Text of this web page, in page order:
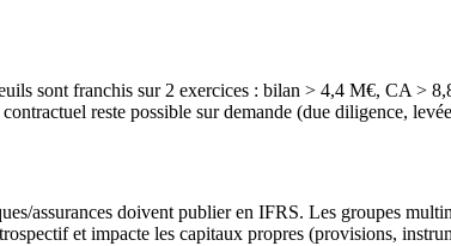
sont franchis sur 2 exercices : bilan > 4,4 M€, CA >
reste possible sur demande (due diligence,
assurances doivent publier en IFRS. Les groupes
et impacte les capitaux propres (provisions,